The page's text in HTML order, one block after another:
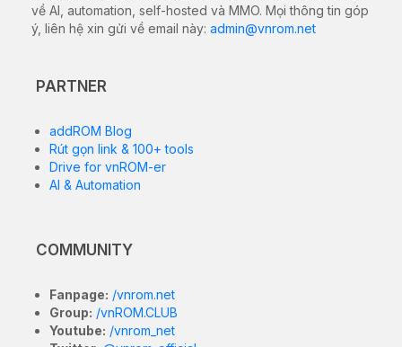
về AI, automation, self-hosted và MMO. Mọi thông tin góp
ý, liên hệ xin gửi về email này: admin@vnrom.net
PARTNER
addROM Blog
Rút gọn link & 100+ tools
Drive for vnROM-er
AI & Automation
COMMUNITY
Fanpage: /vnrom.net
Group: /vnROM.CLUB
Youtube: /vnrom_net